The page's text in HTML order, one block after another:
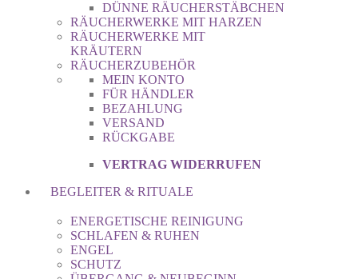
DÜNNE RÄUCHERSTÄBCHEN
RÄUCHERWERKE MIT HARZEN
RÄUCHERWERKE MIT
KRÄUTERN
RÄUCHERZUBEHÖR
MEIN KONTO
FÜR HÄNDLER
BEZAHLUNG
VERSAND
RÜCKGABE
VERTRAG WIDERRUFEN
BEGLEITER & RITUALE
ENERGETISCHE REINIGUNG
SCHLAFEN & RUHEN
ENGEL
SCHUTZ